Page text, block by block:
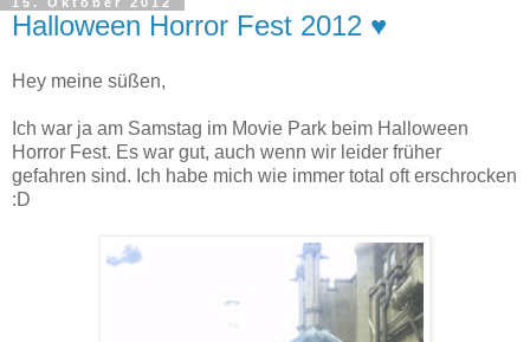
Halloween Horror Fest 2012 ♥
Hey meine süßen,
Ich war ja am Samstag im Movie Park beim Halloween
Horror Fest. Es war gut, auch wenn wir leider früher
gefahren sind. Ich habe mich wie immer total oft erschrocken
:D